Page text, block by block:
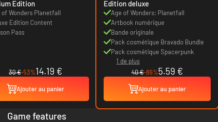
Edition
of Wonders Planetfall
Edition Content
Pass
30 €-53%14.19 €
Ajouter au panier
Edition deluxe
Age of Wonders: Planetfall
Artbook numérique
Bande originale
Pack cosmétique Bravado Bundle
Pack cosmétique Spacerpunk
1 de plus
40 €-86%5.59 €
Ajouter au panier
Game features